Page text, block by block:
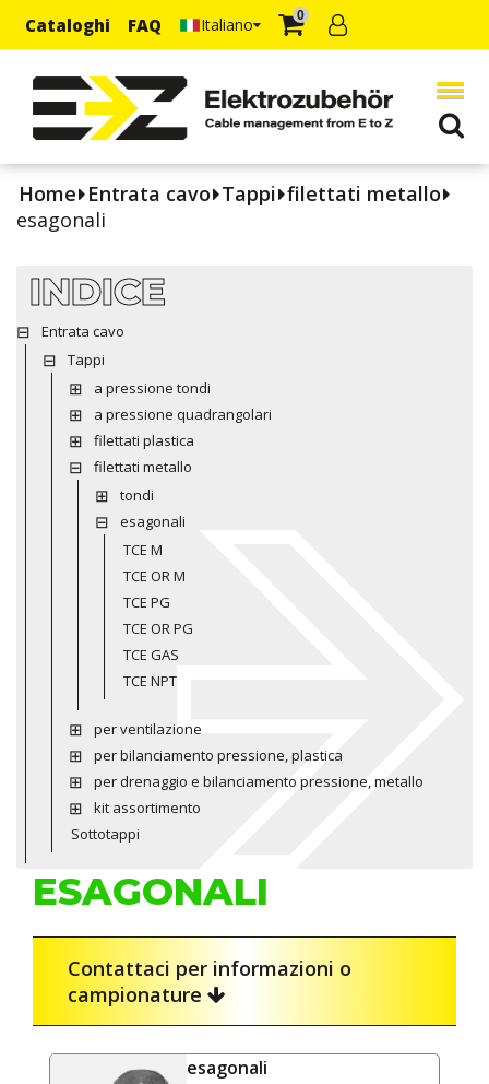
Cataloghi FAQ Italiano 0
Home Entrata cavo Tappi filettati metallo
esagonali
INDICE
Entrata cavo
Tappi
a pressione tondi
a pressione quadrangolari
filettati plastica
filettati metallo
tondi
esagonali
TCE M
TCE OR M
TCE PG
TCE OR PG
TCE GAS
TCE NPT
per ventilazione
per bilanciamento pressione, plastica
per drenaggio e bilanciamento pressione, metallo
kit assortimento
Sottotappi
ESAGONALI
Contattaci per informazioni o
campionature
esagonali